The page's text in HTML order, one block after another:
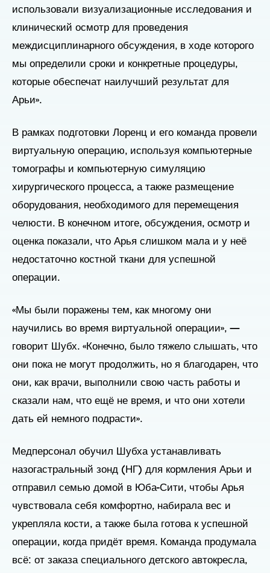
использовали визуализационные исследования и
клинический осмотр для проведения
междисциплинарного обсуждения, в ходе которого
мы определили сроки и конкретные процедуры,
которые обеспечат наилучший результат для
Арьи».
В рамках подготовки Лоренц и его команда провели
виртуальную операцию, используя компьютерные
томографы и компьютерную симуляцию
хирургического процесса, а также размещение
оборудования, необходимого для перемещения
челюсти. В конечном итоге, обсуждения, осмотр и
оценка показали, что Арья слишком мала и у неё
недостаточно костной ткани для успешной
операции.
«Мы были поражены тем, как многому они
научились во время виртуальной операции», —
говорит Шубх. «Конечно, было тяжело слышать, что
они пока не могут продолжить, но я благодарен, что
они, как врачи, выполнили свою часть работы и
сказали нам, что ещё не время, и что они хотели
дать ей немного подрасти».
Медперсонал обучил Шубха устанавливать
назогастральный зонд (НГ) для кормления Арьи и
отправил семью домой в Юба-Сити, чтобы Арья
чувствовала себя комфортно, набирала вес и
укрепляла кости, а также была готова к успешной
операции, когда придёт время. Команда продумала
всё: от заказа специального детского автокресла,